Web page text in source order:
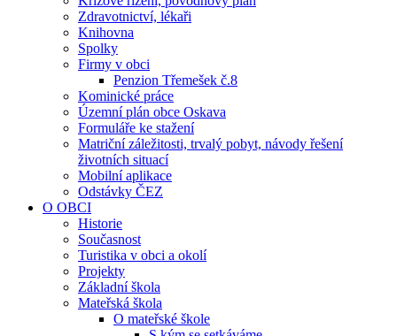
Zdravotnictví, lékaři
Knihovna
Spolky
Firmy v obci
Penzion Třemešek č.8
Kominické práce
Územní plán obce Oskava
Formuláře ke stažení
Matriční záležitosti, trvalý pobyt, návody řešení
životních situací
Mobilní aplikace
Odstávky ČEZ
O OBCI
Historie
Současnost
Turistika v obci a okolí
Projekty
Základní škola
Mateřská škola
O mateřské škole